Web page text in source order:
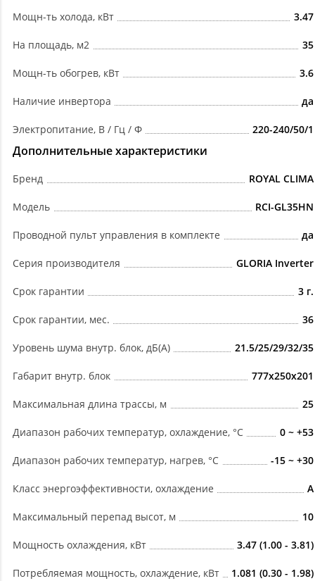
Мощн-ть холода, кВт 3.47
На площадь, м2 35
Мощн-ть обогрев, кВт 3.6
Наличие инвертора да
Электропитание, В / Гц / Ф 220-240/50/1
Дополнительные характеристики
Бренд ROYAL CLIMA
Модель RCI-GL35HN
Проводной пульт управления в комплекте да
Серия производителя GLORIA Inverter
Срок гарантии 3 г.
Срок гарантии, мес. 36
Уровень шума внутр. блок, дБ(А) 21.5/25/29/32/35
Габарит внутр. блок 777x250x201
Максимальная длина трассы, м 25
Диапазон рабочих температур, охлаждение, °C 0 ~ +53
Диапазон рабочих температур, нагрев, °C -15 ~ +30
Класс энергоэффективности, охлаждение A
Максимальный перепад высот, м 10
Мощность охлаждения, кВт 3.47 (1.00 - 3.81)
Потребляемая мощность, охлаждение, кВт 1.081 (0.30 - 1.98)